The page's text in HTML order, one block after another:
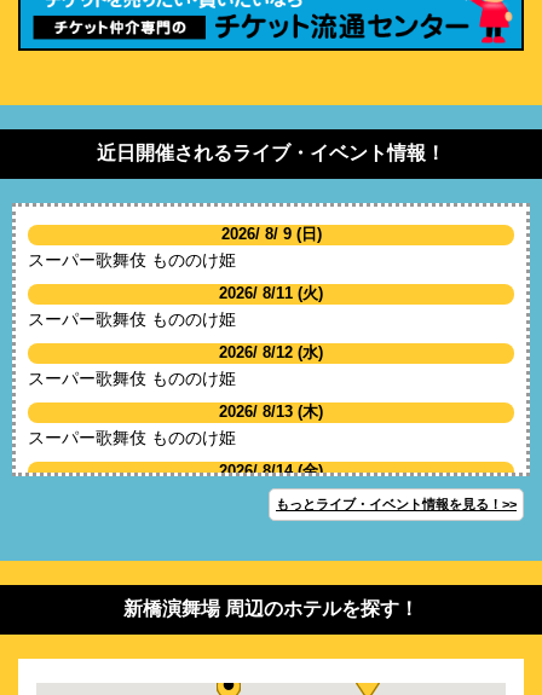
近日開催されるライブ・イベント情報！
2026/ 8/ 9 (日)
スーパー歌舞伎 もののけ姫
2026/ 8/11 (火)
スーパー歌舞伎 もののけ姫
2026/ 8/12 (水)
スーパー歌舞伎 もののけ姫
2026/ 8/13 (木)
スーパー歌舞伎 もののけ姫
2026/ 8/14 (金)
2026/ 8/16 (日)
スーパー歌舞伎 もののけ姫
もっとライブ・イベント情報を見る！>>
新橋演舞場 周辺のホテルを探す！